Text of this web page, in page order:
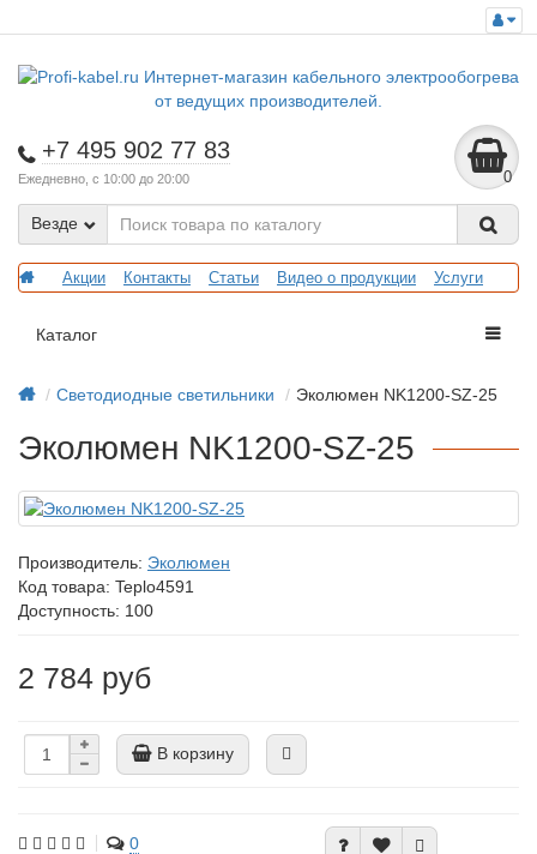
+7 495 902 77 83
Ежедневно, с 10:00 до 20:00 0
Везде
Акции Контакты Статьи Видео о продукции Услуги
Каталог
Светодиодные светильники Эколюмен NK1200-SZ-25
Эколюмен NK1200-SZ-25
Производитель: Эколюмен
Код товара: Teplo4591
Доступность: 100
2 784 руб
В корзину
0